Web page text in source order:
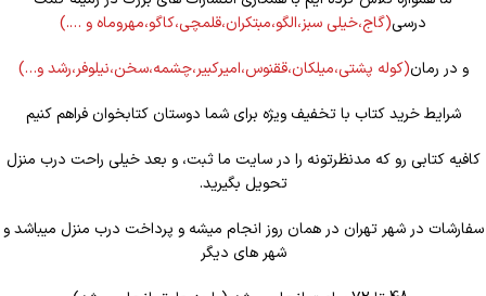
درسی(گاج،خیلی سبز،الگو،مبتکران،قلمچی،کاگو،مهروماه و ….)
و در رمان(کوله پشتی،میلکان،ققنوس،امیرکبیر،چشمه،سخن،نیلوفر،رشد و…)
شرایط خرید کتاب با تخفیف ویژه برای شما دوستان کتابخوان فراهم کنیم
کافیه کتابی رو که مدنظرتونه را در سایت ما ثبت، و بعد خیلی راحت درب منزل
تحویل بگیرید.
سفارشات در شهر تهران در همان روز انجام میشه و پرداخت درب منزل میباشد و
شهر های دیگر